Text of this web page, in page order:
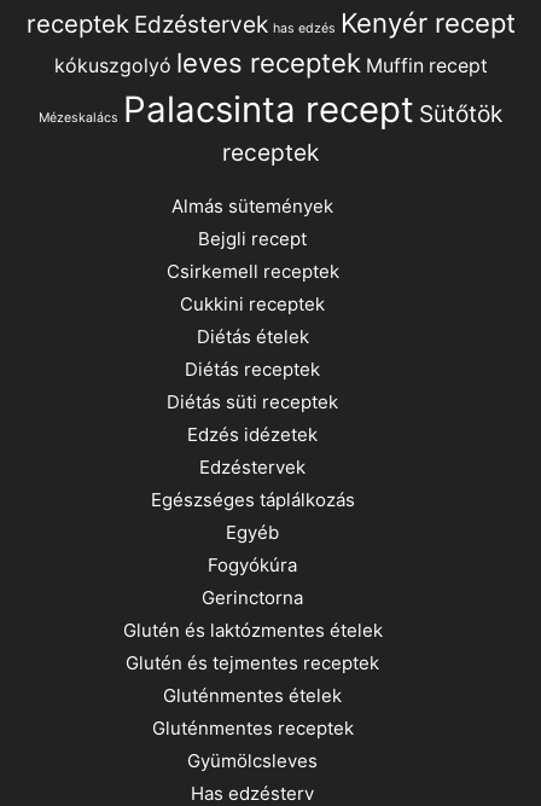
receptek Edzéstervek has edzés Kenyér recept
kókuszgolyó leves receptek Muffin recept
Mézeskalács Palacsinta recept Sütőtök
receptek
Almás sütemények
Bejgli recept
Csirkemell receptek
Cukkini receptek
Diétás ételek
Diétás receptek
Diétás süti receptek
Edzés idézetek
Edzéstervek
Egészséges táplálkozás
Egyéb
Fogyókúra
Gerinctorna
Glutén és laktózmentes ételek
Glutén és tejmentes receptek
Gluténmentes ételek
Gluténmentes receptek
Gyümölcsleves
Has edzésterv